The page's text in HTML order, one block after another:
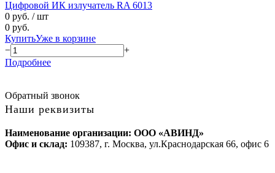
Цифровой ИК излучатель RA 6013
0 руб. / шт
0 руб.
КупитьУже в корзине
−
+
Подробнее
Обратный звонок
Наши реквизиты
Наименование организации: ООО «АВИНД»
Офис и склад: 109387, г. Москва, ул.Краснодарская 66, офис 6